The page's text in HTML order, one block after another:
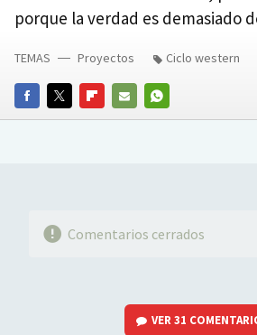
porque la verdad es demasiado
FACEBOOKTWITTERFLIPBOARD
E-
WHATSAPP
TEMAS Proyectos Ciclo western
Comentarios cerrados
VER31